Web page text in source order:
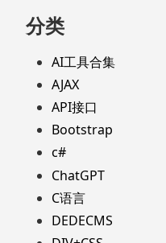
分类
AI工具合集
AJAX
API接口
Bootstrap
c#
ChatGPT
C语言
DEDECMS